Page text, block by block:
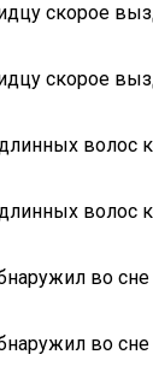
скорое
скорое
волос
волос
во сне
во сне